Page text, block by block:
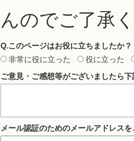
んのでご了承
Q.このページはお役に立ちましたか？
非常に役に立った
役に立った
ご意見・ご感想等がございましたら
メール認証のためのメールアドレス